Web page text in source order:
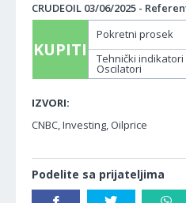
CRUDEOIL 03/06/2025 -
KUPITI
Pokretni prosek
Tehnički indikatori
Oscilatori
IZVORI:
CNBC, Investing, Oilprice
Podelite sa prijateljima